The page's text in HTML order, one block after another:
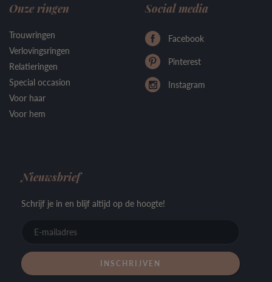
Onze ringen
Trouwringen
Verlovingsringen
Relatieringen
Special occasion
Voor haar
Voor hem
Social media
Facebook
Pinterest
Instagram
Nieuwsbrief
Schrijf je in en blijf altijd op de hoogte!